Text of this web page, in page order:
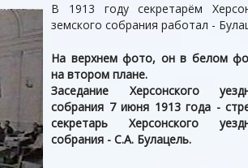
В 1913 году секретарём
земского собрания работал -
На верхнем фото, он в белом
на втором плане.
Заседание Херсонского
собрания 7 июня 1913 года -
секретарь Херсонского
собрания - С.А. Булацель.